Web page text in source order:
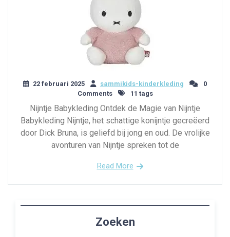
22 februari 2025 sammikids-kinderkleding
0
Comments
11 tags
Nijntje Babykleding Ontdek de Magie van Nijntje
Babykleding Nijntje, het schattige konijntje gecreëerd
door Dick Bruna, is geliefd bij jong en oud. De vrolijke
avonturen van Nijntje spreken tot de
Read More
Zoeken